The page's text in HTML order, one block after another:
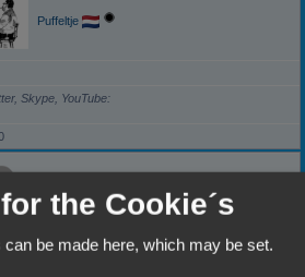
Puffeltje
Skype, YouTube
darkzero
the Cookie´s
be made here, which may be set.